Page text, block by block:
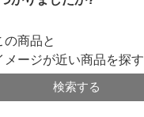
の商品と
メージが近い商品を探す
検索する